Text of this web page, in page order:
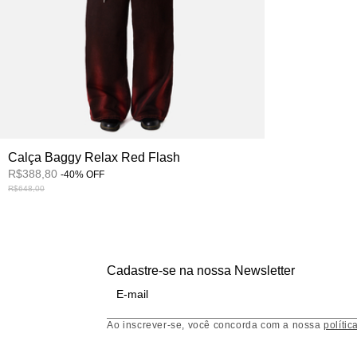
Calça Baggy Relax Red Flash
R$388,80 -40% OFF
R$648,00
Cadastre-se na nossa Newsletter
Ao inscrever-se, você concorda com a nossa